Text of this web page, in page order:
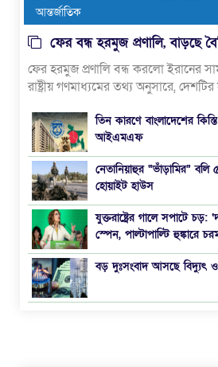
আন্তর্জাতিক
ফের বন্ধ হরমুজ প্রণালি, বাড়ছে
ফের হরমুজ প্রণালি বন্ধ করলো ইরানের
রাষ্ট্রীয় গণমাধ্যমের তথ্য অনুসারে,
খবর বিবিসির। ইসলামিক রেভল্যুশনারি
(আইআরজিসি) সঙ্গে যুক্ত ফার্স নিউজ
নিউজ এজেন্সি এবং রাষ্ট্রীয় সম্প্রচারকারী
তিন কারণে বাংলাদেশের
আইএমএফ
নেতানিয়াহুর “ভাঁড়ামির”
হোয়াইট হাউস
যুক্তরাষ্ট্রের গালে সপাটে চড়:
স্পেন, পাল্টাপাল্টি হুঙ্কারে
বড় দুঃসংবাদ আসছে বিদ্যুৎ